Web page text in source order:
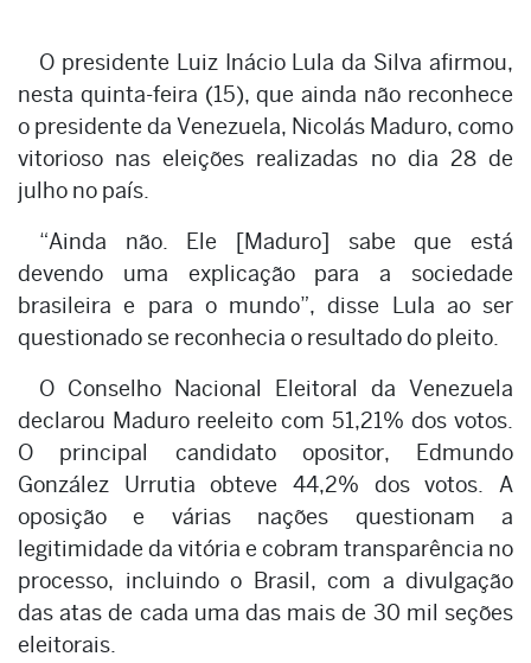
O presidente Luiz Inácio Lula da Silva afirmou,
nesta quinta-feira (15), que ainda não reconhece
o presidente da Venezuela, Nicolás Maduro, como
vitorioso nas eleições realizadas no dia 28 de
julho no país.
“Ainda não. Ele [Maduro] sabe que está
devendo uma explicação para a sociedade
brasileira e para o mundo”, disse Lula ao ser
questionado se reconhecia o resultado do pleito.
O Conselho Nacional Eleitoral da Venezuela
declarou Maduro reeleito com 51,21% dos votos.
O principal candidato opositor, Edmundo
González Urrutia obteve 44,2% dos votos. A
oposição e várias nações questionam a
legitimidade da vitória e cobram transparência no
processo, incluindo o Brasil, com a divulgação
das atas de cada uma das mais de 30 mil seções
eleitorais.